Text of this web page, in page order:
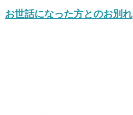
お世話になった方とのお別れ